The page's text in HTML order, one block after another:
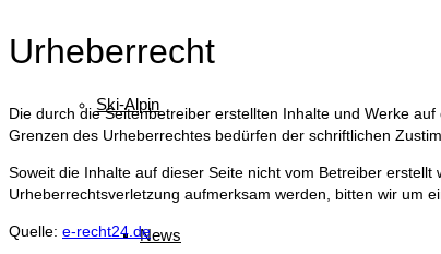
Ski-Alpin
News
Urheberrecht
Die durch die Seitenbetreiber erstellten Inhalte und Werke
Grenzen des Urheberrechtes bedürfen der schriftlichen
Soweit die Inhalte auf dieser Seite nicht vom Betreiber
Urheberrechtsverletzung aufmerksam werden, bitten wir um
Quelle: e-recht24.de